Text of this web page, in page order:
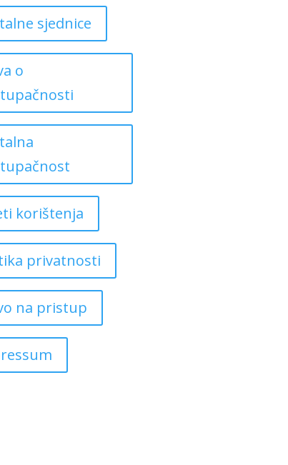
sjednice
o
korištenja
privatnosti
na pristup